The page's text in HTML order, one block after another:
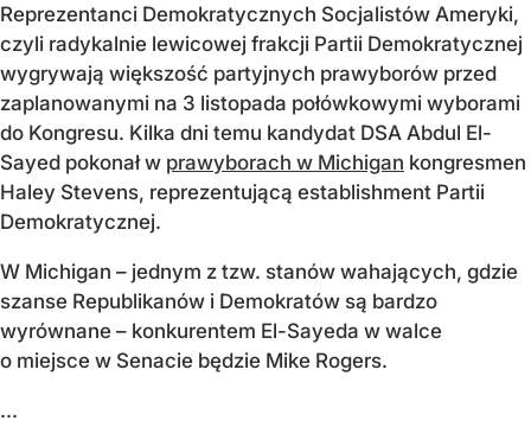
Reprezentanci Demokratycznych Socjalistów Ameryki,
czyli radykalnie lewicowej frakcji Partii Demokratycznej
wygrywają większość partyjnych prawyborów przed
zaplanowanymi na 3 listopada połówkowymi wyborami
do Kongresu. Kilka dni temu kandydat DSA Abdul El-
Sayed pokonał w prawyborach w Michigan kongresmen
Haley Stevens, reprezentującą establishment Partii
Demokratycznej.
W Michigan – jednym z tzw. stanów wahających, gdzie
szanse Republikanów i Demokratów są bardzo
wyrównane – konkurentem El-Sayeda w walce
o miejsce w Senacie będzie Mike Rogers.
...